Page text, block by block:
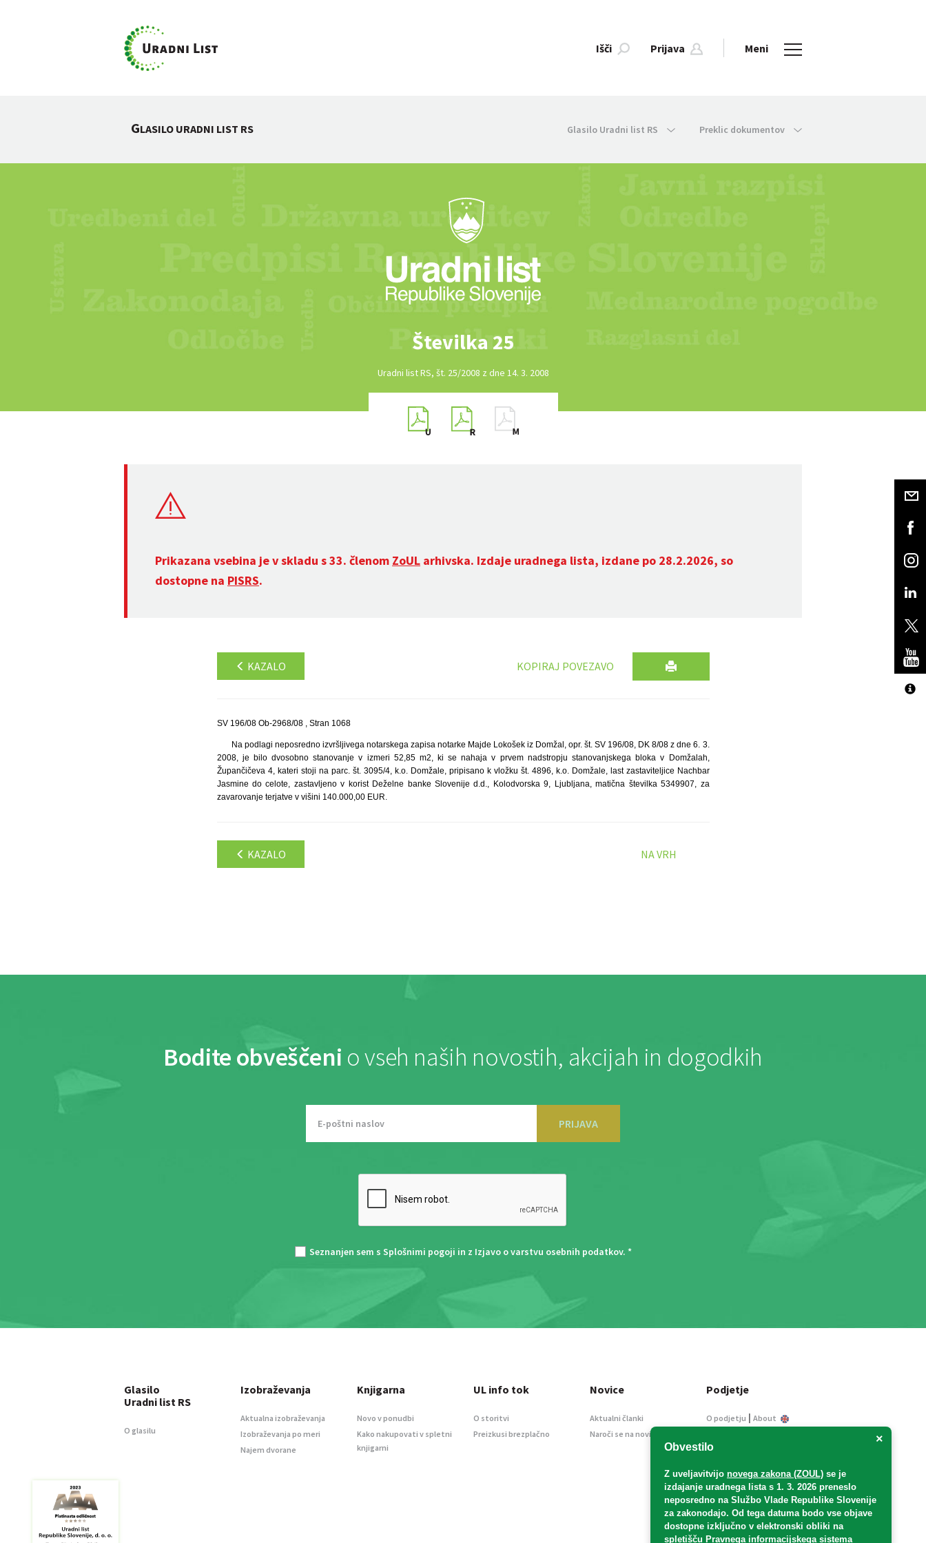
Išči Prijava Meni
GLASILO URADNI LIST RS Glasilo Uradni list RS Preklic dokumentov
Številka 25
Uradni list RS, št. 25/2008 z dne 14. 3. 2008
Prikazana vsebina je v skladu s 33. členom ZoUL arhivska. Izdaje uradnega lista, izdane po 28.2.2026, so
dostopne na PISRS.
KAZALO KOPIRAJ POVEZAVO
SV 196/08 Ob-2968/08 , Stran 1068
Na podlagi neposredno izvršljivega notarskega zapisa notarke Majde Lokošek iz Domžal, opr. št. SV 196/08, DK 8/08 z dne 6. 3.
2008, je bilo dvosobno stanovanje v izmeri 52,85 m2, ki se nahaja v prvem nadstropju stanovanjskega bloka v Domžalah,
Župančičeva 4, kateri stoji na parc. št. 3095/4, k.o. Domžale, pripisano k vložku št. 4896, k.o. Domžale, last zastaviteljice Nachbar
Jasmine do celote, zastavljeno v korist Deželne banke Slovenije d.d., Kolodvorska 9, Ljubljana, matična številka 5349907, za
zavarovanje terjatve v višini 140.000,00 EUR.
KAZALO NA VRH
Bodite obveščeni o vseh naših novostih, akcijah in dogodkih
PRIJAVA
Seznanjen sem s Splošnimi pogoji in z Izjavo o varstvu osebnih podatkov. *
×
Obvestilo
Z uveljavitvijo novega zakona (ZOUL) se je
izdajanje uradnega lista s 1. 3. 2026 preneslo
neposredno na Službo Vlade Republike Slovenije
za zakonodajo. Od tega datuma bodo vse objave
dostopne izključno v elektronski obliki na
spletišču Pravnega informacijskega sistema
Glasilo
Uradni list RS
O glasilu
Izobraževanja
Aktualna izobraževanja
Izobraževanja po meri
Najem dvorane
Knjigarna
Novo v ponudbi
Kako nakupovati v spletni
knjigarni
UL info tok
O storitvi
Preizkusi brezplačno
Novice
Aktualni članki
Naroči se na novice
Podjetje
O podjetju | About
Informacije javnega
Oglaševanje
Splošni pogoji
Izjava o varstvu osebnih
podatkov
E-dražbe